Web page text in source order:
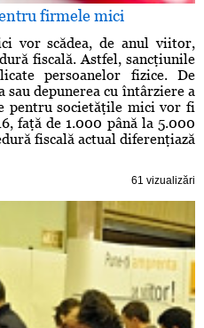
firmele mici
vor scădea, de anul viitor,
fiscală. Astfel, sancţiunile
persoanelor fizice. De
sau depunerea cu întârziere a
pentru societăţile mici vor fi
faţă de 1.000 până la 5.000
fiscală actual diferenţiază
61 vizualizări